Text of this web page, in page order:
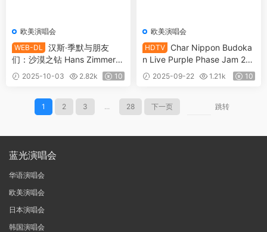
欧美演唱会
WEB-DL 汉斯·季默与朋友
们：沙漠之钻 Hans Zimmer &
Friends: Diamonds in the De
sert 2025 [WEB-DL MKV 6.2
2025-10-03 2.82k 10
欧美演唱会
HDTV
Char Nippon Budoka
n Live Purple Phase Jam 20
25 [HDTV TS 17.8GB]
2025-09-22 1.21k 10
1 2 3 ... 28 下一页 跳转
蓝光演唱会
华语演唱会
欧美演唱会
日本演唱会
韩国演唱会